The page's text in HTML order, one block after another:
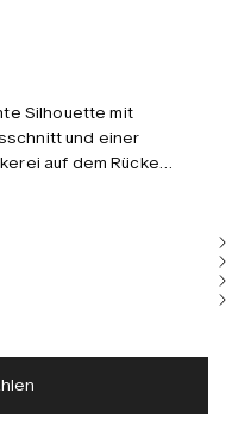
Silhouette mit
und einer
auf dem Rücken.
atmungsaktiv
groß und trägt